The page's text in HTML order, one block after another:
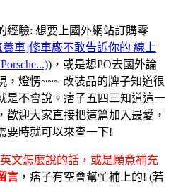
經驗: 想要上國外網站訂購零
養車]修車廠不敢告訴你的 線上
)，或是想PO去國外論
，燈愣~~~ 改裝品的牌子知道很
是不會說。痞子五四三知道這一
迎大家直接把這篇加入最愛，
要時就可以來查一下!
文怎麼說的話，或是願意補充
言 ，痞子有空會幫忙補上的! (若